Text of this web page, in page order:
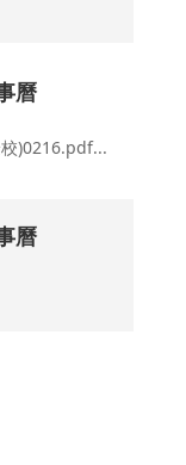
曆
)0216.pdf...
曆